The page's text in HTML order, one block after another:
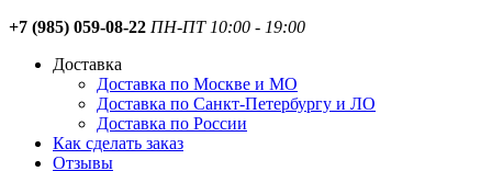
+7 (985) 059-08-22 ПН-ПТ 10:00 - 19:00
Доставка
Доставка по Москве и МО
Доставка по Санкт-Петербургу и ЛО
Доставка по России
Как сделать заказ
Отзывы